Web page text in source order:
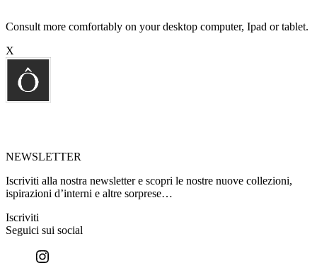
Consult more comfortably on your desktop computer, Ipad or tablet.
X
NEWSLETTER
Iscriviti alla nostra newsletter e scopri le nostre nuove collezioni,
ispirazioni d’interni e altre sorprese…
Iscriviti
Seguici sui social